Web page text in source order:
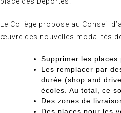
Le Collège propose au Conseil
œuvre des nouvelles modalités
Supprimer les places
Les remplacer par
durée (shop and
écoles. Au total, ce
Des zones de
Des places pour les